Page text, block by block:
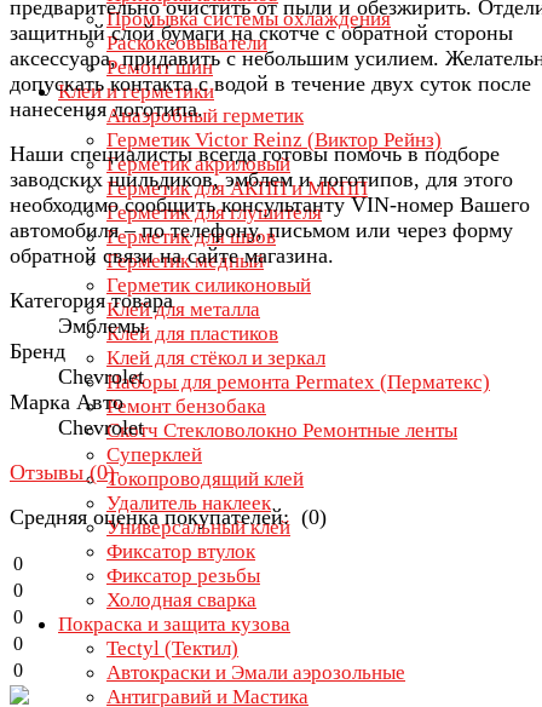
Промывка системы охлаждения
Раскоксовыватели
Ремонт шин
Клеи и герметики
Анаэробный герметик
Герметик Victor Reinz (Виктор Рейнз)
Герметик акриловый
Герметик для АКПП и МКПП
Герметик для глушителя
Герметик для швов
Герметик медный
Герметик силиконовый
Клей для металла
Клей для пластиков
Клей для стёкол и зеркал
Наборы для ремонта Permatex (Перматекс)
Ремонт бензобака
Скотч Стекловолокно Ремонтные ленты
Суперклей
Токопроводящий клей
Удалитель наклеек
Универсальный клей
Фиксатор втулок
Фиксатор резьбы
Холодная сварка
Покраска и защита кузова
Tectyl (Тектил)
Автокраски и Эмали аэрозольные
Антигравий и Мастика
предварительно очистить от пыли и обезжирить.
защитный слой бумаги на скотче с обратной стороны
аксессуара, придавить с небольшим усилием.
допускать контакта с водой в течение двух суток после
нанесения логотипа.
Наши специалисты всегда готовы помочь в подборе
заводских шильдиков, эмблем и логотипов, для этого
необходимо сообщить консультанту VIN-номер Вашего
автомобиля – по телефону, письмом или через форму
обратной связи на сайте магазина.
Категория товара
Эмблемы
Бренд
Chevrolet
Марка Авто
Chevrolet
Отзывы (0)
Средняя оценка покупателей: (0)
0
0
0
0
0